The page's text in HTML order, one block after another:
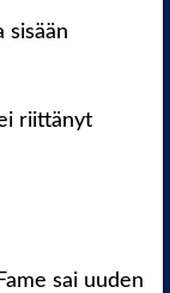
sisään
riittänyt
sai uuden